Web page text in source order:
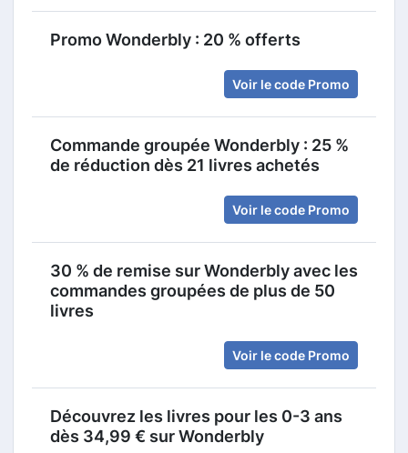
Promo Wonderbly : 20 % offerts
Voir le code Promo
Commande groupée Wonderbly : 25 %
de réduction dès 21 livres achetés
Voir le code Promo
30 % de remise sur Wonderbly avec les
commandes groupées de plus de 50
livres
Voir le code Promo
Découvrez les livres pour les 0-3 ans
dès 34,99 € sur Wonderbly